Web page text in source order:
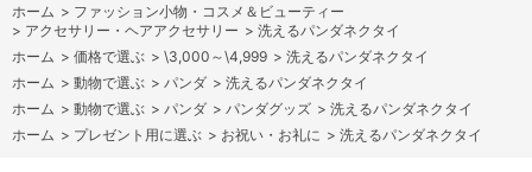
ホーム > ファッション小物・コスメ＆ビューティー
> アクセサリー・ヘアアクセサリー > 洗えるパンダネクタイ
ホーム > 価格で選ぶ > \3,000～\4,999 > 洗えるパンダネクタイ
ホーム > 動物で選ぶ > パンダ > 洗えるパンダネクタイ
ホーム > 動物で選ぶ > パンダ > パンダグッズ > 洗えるパンダネクタイ
ホーム > プレゼント用に選ぶ > お祝い・お礼に > 洗えるパンダネクタイ